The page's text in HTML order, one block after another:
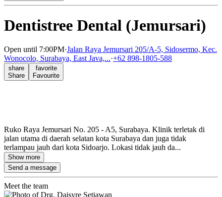
Dentistree Dental (Jemursari)
Open until 7:00PM·Jalan Raya Jemursari 205/A-5, Sidosermo, Kec.
Wonocolo, Surabaya, East Java,...·+62 898-1805-588
share
Share
favorite
Favourite
Ruko Raya Jemursari No. 205 - A5, Surabaya. Klinik terletak di
jalan utama di daerah selatan kota Surabaya dan juga tidak
terlampau jauh dari kota Sidoarjo. Lokasi tidak jauh da...
Show more
Send a message
Meet the team